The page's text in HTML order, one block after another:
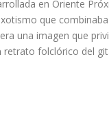
en Oriente
que
una imagen que
folclórico del